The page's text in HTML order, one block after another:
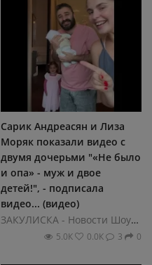
Сарик Андреасян и Лиза
Моряк показали видео с
двумя дочерьми "«Не было
и опа» - муж и двое
детей!", - подписала
видео... (видео)
ЗАКУЛИСКА - Новости ШоуБиза
5.0К 0.0К 3 0